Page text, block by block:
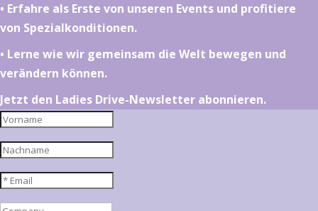
•⁠ ⁠⁠Erfahre als Erste von unseren Events und profitiere
von Spezialkonditionen.
•⁠ ⁠⁠Lerne wie wir gemeinsam die Welt bewegen und
verändern können.
Jetzt den Ladies Drive-Newsletter abonnieren.